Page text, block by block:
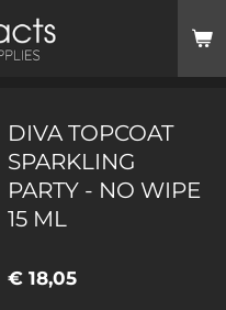
DIVA TOPCOAT
SPARKLING
PARTY - NO WIPE
15 ML
€ 18,05